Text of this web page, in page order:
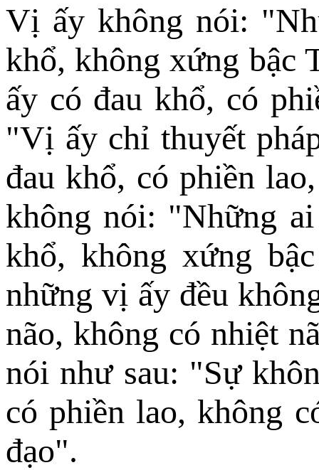
Vị ấy không nói:
khổ, không xứng bậc
ấy có đau khổ, có
"Vị ấy chỉ thuyết
đau khổ, có phiền
không nói: "Những
khổ, không xứng
những vị ấy đều
não, không có nhiệt
nói như sau: "Sự
có phiền lao, không
đạo".